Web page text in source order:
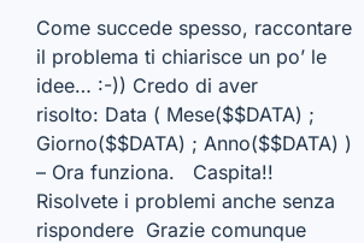
Come succede spesso, raccontare
il problema ti chiarisce un po’ le
idee… :-)) Credo di aver
risolto: Data ( Mese($$DATA) ;
Giorno($$DATA) ; Anno($$DATA) )
– Ora funziona. Caspita!!
Risolvete i problemi anche senza
rispondere Grazie comunque